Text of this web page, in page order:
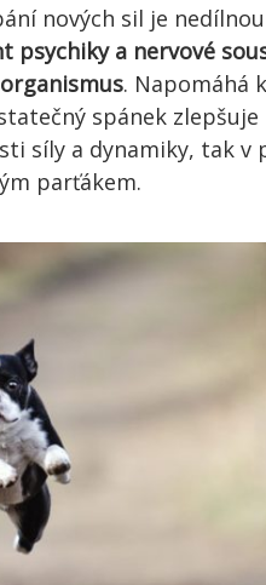
nových sil je
psychiky a nervové
. Napomáhá
spánek zlepšuje
síly a dynamiky, tak v
parťákem.